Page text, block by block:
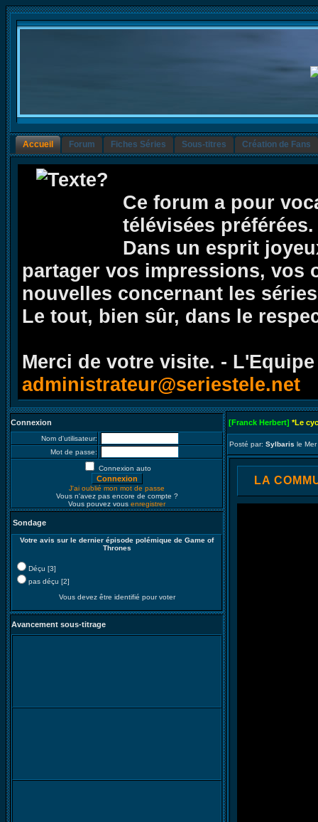
Accueil Forum Fiches Séries Sous-titres Création de Fans
Ce forum a pour
télévisées préférées.
Dans un esprit
partager vos impressions, vos
nouvelles concernant les
Le tout, bien sûr, dans le
Merci de votre visite. -
administrateur@seriestele.net
Connexion
Nom d'utilisateur:
Mot de passe:
Connexion auto
J'ai oublié mon mot de passe
Vous n'avez pas encore de compte ?
Vous pouvez vous enregistrer
Sondage
Votre avis sur le dernier épisode polémique de Game of
Thrones
Déçu [3]
pas déçu [2]
Vous devez être identifié pour voter
Avancement sous-titrage
[Franck Herbert] *Le
Posté par: Sylbaris le
LA